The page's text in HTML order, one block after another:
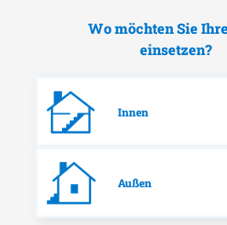
Wo möchten Sie
einsetzen?
Innen
Außen